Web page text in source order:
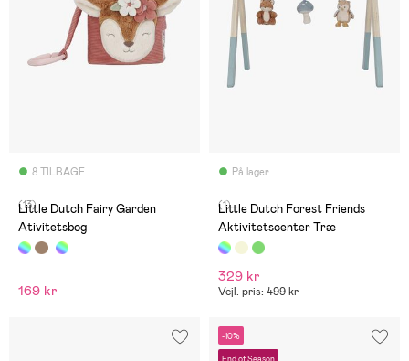
8 TILBAGE
(13)
Little Dutch Fairy Garden
Ativitetsbog
169 kr
På lager
(1)
Little Dutch Forest Friends
Aktivitetscenter Træ
329 kr
Vejl. pris: 499 kr
-10%